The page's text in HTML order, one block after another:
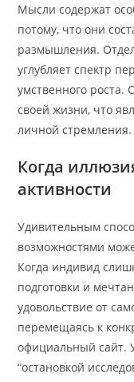
Мысли содержат
потому, что они
размышления.
углубляет спектр
умственного роста.
своей жизни, что
личной стремления.
Когда
активности
Удивительным
возможностями
Когда индивид
подготовки и
удовольствие от
перемещаясь к
официальный сайт.
“остановкой